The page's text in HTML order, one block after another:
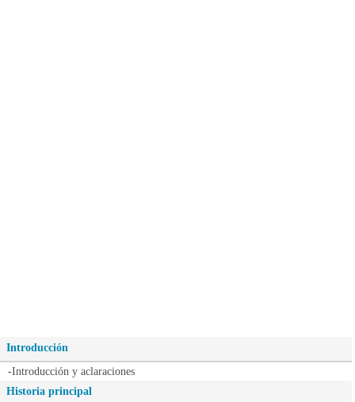
Introducción
-Introducción y aclaraciones
Historia principal